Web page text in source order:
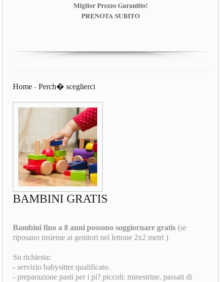
Miglior Prezzo Garantito!
PRENOTA SUBITO
Home -Perch� sceglierci
BAMBINI GRATIS
Bambini fino a 8 anni possono soggiornare gratis (se
riposano insieme ai genitori nel lettone 2x2 metri )
Su richiesta:
- servizio babysitter qualificato.
- preparazione pasti per i pi? piccoli: minestrine, passati di